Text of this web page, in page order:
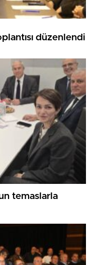
toplantısı düzenlendi
temaslarla